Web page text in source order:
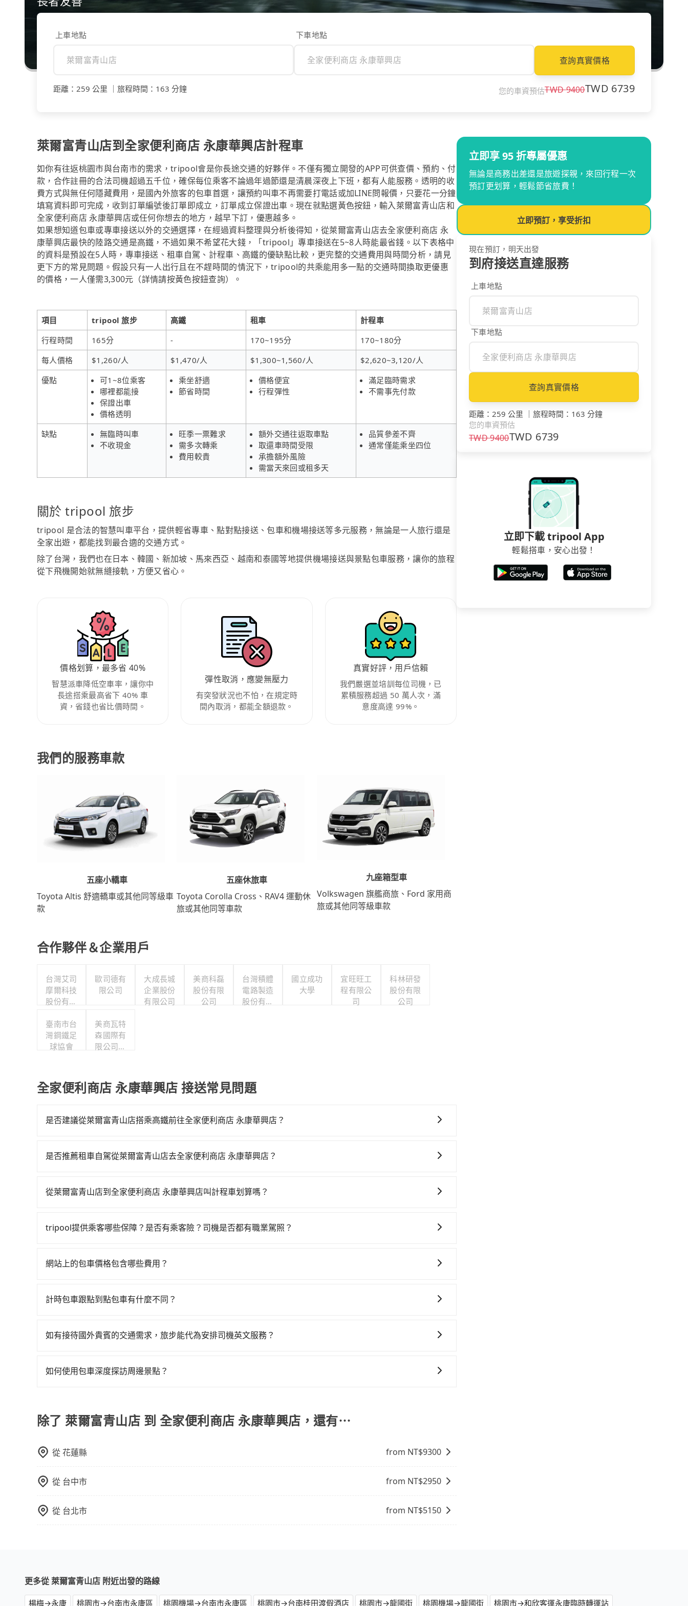
上車地點 下車地點
查詢真實價格
距離 ： 259 公里 旅程時間 ： 163 分鐘 您的車資預估TWD9400TWD 6739
萊爾富青山店到全家便利商店 永康華興店計程車
如你有往返桃園市與台南市的需求，tripool會是你長途交通的好夥伴。不僅有獨立開發的APP可供查價、預約、付
款，合作註冊的合法司機超過五千位，確保每位乘客不論過年過節還是清晨深夜上下班，都有人能服務。透明的收
費方式與無任何隱藏費用，是國內外旅客的包車首選，讓預約叫車不再需要打電話或加LINE問報價，只要花一分鐘
填寫資料即可完成，收到訂單編號後訂單即成立，訂單成立保證出車。現在就點選黃色按鈕，輸入萊爾富青山店和
全家便利商店 永康華興店或任何你想去的地方，越早下訂，優惠越多。
如果想知道包車或專車接送以外的交通選擇，在經過資料整理與分析後得知，從萊爾富青山店去全家便利商店 永
康華興店最快的陸路交通是高鐵，不過如果不希望花大錢，「tripool」專車接送在5~8人時能最省錢。以下表格中
的資料是預設在5人時，專車接送、租車自駕、計程車、高鐵的優缺點比較，更完整的交通費用與時間分析，請見
更下方的常見問題。假設只有一人出行且在不趕時間的情況下，tripool的共乘能用多一點的交通時間換取更優惠
的價格，一人僅需3,300元（詳情請按黃色按鈕查詢）。
項目 tripool 旅步 高鐵 租車
計程車
行程時間
165分 - 170~195分
170~180分
每人價格
$1,260/人 $1,470/人 $1,300~1,560/人
$2,620~3,120/人
優點
可1~8位乘客
哪裡都能接
保證出車
價格透明
乘坐舒適
節省時間
價格便宜
行程彈性
滿足臨時需求
不需事先付款
缺點
無臨時叫車
不收現金
旺季一票難求
需多次轉乘
費用較貴
額外交通往返取車點
取還車時間受限
承擔額外風險
需當天來回或租多天
品質參差不齊
通常僅能乘坐四位
關於 tripool 旅步
tripool 是合法的智慧叫車平台，提供輕省專車、點對點接送、包車和機場接送等多元服務，無論是一人旅行還是
全家出遊，都能找到最合適的交通方式。
除了台灣，我們也在日本、韓國、新加坡、馬來西亞、越南和泰國等地提供機場接送與景點包車服務，讓你的旅程
從下飛機開始就無縫接軌，方便又省心。
價格划算，最多省 40%
智慧派車降低空車率，讓你中
長途搭乘最高省下 40% 車
資，省錢也省比價時間。
彈性取消，應變無壓力
有突發狀況也不怕，在規定時
間內取消，都能全額退款。
真實好評，用戶信賴
我們嚴選並培訓每位司機，已
累積服務超過 50 萬人次，滿
意度高達 99%。
我們的服務車款
五座小轎車
Toyota Altis 舒適轎車或其他同等級車
款
五座休旅車
Toyota Corolla Cross、RAV4 運動休
旅或其他同等車款
九座箱型車
Volkswagen 旗艦商旅、Ford 家用商
旅或其他同等級車款
合作夥伴＆企業用戶
台灣艾司
摩爾科技
股份有限
歐司德有
限公司
大成長城
企業股份
有限公司
美商科磊
股份有限
公司
台灣積體
電路製造
股份有限
國立成功
大學
宜旺旺工
程有限公
司
科林研發
股份有限
公司
臺南市台
灣鋼鐵足
球協會
美商瓦特
森國際有
限公司台
全家便利商店 永康華興店 接送常見問題
是否建議從萊爾富青山店搭乘高鐵前往全家便利商店 永康華興店？
22:35，桃園-台南一天最多有58班次高鐵可搭乘。假設從萊爾富青山店 (桃園市楊梅區) 前往最靠近的桃園高鐵
待車站前排班的計程車，搭上小黃後約花26分鐘、車費300元後，抵達全家便利商店 永康華興店 (台南市永康區)
比坐車快4分鐘，但卻要額外支出約1,050元的交通費，所以對於不是這麼趕時間的人來說，預約tripool還是比
是否推薦租車自駕從萊爾富青山店去全家便利商店 永康華興店？
天就要來回，那在桃園路邊可隨租隨借的iRent應該是你最便宜選擇。註冊完iRent的app後，可以每小時
時40元路邊停車費用預估進去，但額外的汽車保險與可能的罰單都需自付。再者，和運的iRent只提供最基本的
的車門仍未被修理，每一次租車都好像在開樂透一樣。另外，偶爾也會遇到明明已經預約了時間但上一位用戶卻
點仍有段距離，在遇到下雨天或者載行李時，就顯得非常不便。
從萊爾富青山店到全家便利商店 永康華興店叫計程車划算嗎？
到車，也可考慮打電話至附近的計程車隊，如楊梅金安心計程車、浩克計程車、亞洲衛星大車隊等叫車看看。依
然萊爾富青山店到全家便利商店 永康華興店的跳表小黃可能較為便宜，但當你們人數超過四位時，叫兩輛計程車
tripool提供乘客哪些保障？是否有乘客險？司機是否都有職業駕照？
也都經過細心維護及保養，以確保您的乘車安全。
網站上的包車價格包含哪些費用？
產生。
計時包車跟點到點包車有什麼不同？
通常以每小時為單位，客戶可以根據自己的需要預定一定時間的包車服務。這種服務適用於需要在城市內多個地
一個城市的長途包車。
如有接待國外貴賓的交通需求，旅步能代為安排司機英文服務？
助回覆，並確認是否能夠提供所需的服務。
如何使用包車深度探訪周邊景點？
驗當地的生活和文化。在探訪景點時，可以積極尋找當地導遊或者向當地居民請教，了解更多的深度資訊和內
幕，並且可以在旅途中收集更多的故事和經驗，豐富自己的旅程。
除了 萊爾富青山店 到 全家便利商店 永康華興店，還有⋯
從花蓮縣 from NT$9300
從 台中市 from NT$2950
從 台北市 from NT$5150
立即享 95 折專屬優惠
無論是商務出差還是旅遊探親，來回行程一次
預訂更划算，輕鬆節省旅費！
立即預訂，享受折扣
現在預訂，明天出發
到府接送直達服務
上車地點
下車地點
查詢真實價格
距離 ： 259 公里 ｜ 旅程時間 ： 163 分鐘
您的車資預估
TWD9400TWD 6739
立即下載 tripool App
輕鬆搭車，安心出發！
更多從 萊爾富青山店 附近出發的路線
楊梅→永康 桃園市→台南市永康區 桃園機場→台南市永康區 桃園市→台南桂田渡假酒店 桃園市→龍國街 桃園機場→龍國街 桃園市→和欣客運永康臨時轉運站